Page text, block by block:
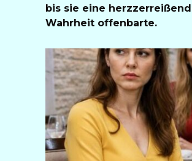
bis sie eine
Wahrheit offenbarte.